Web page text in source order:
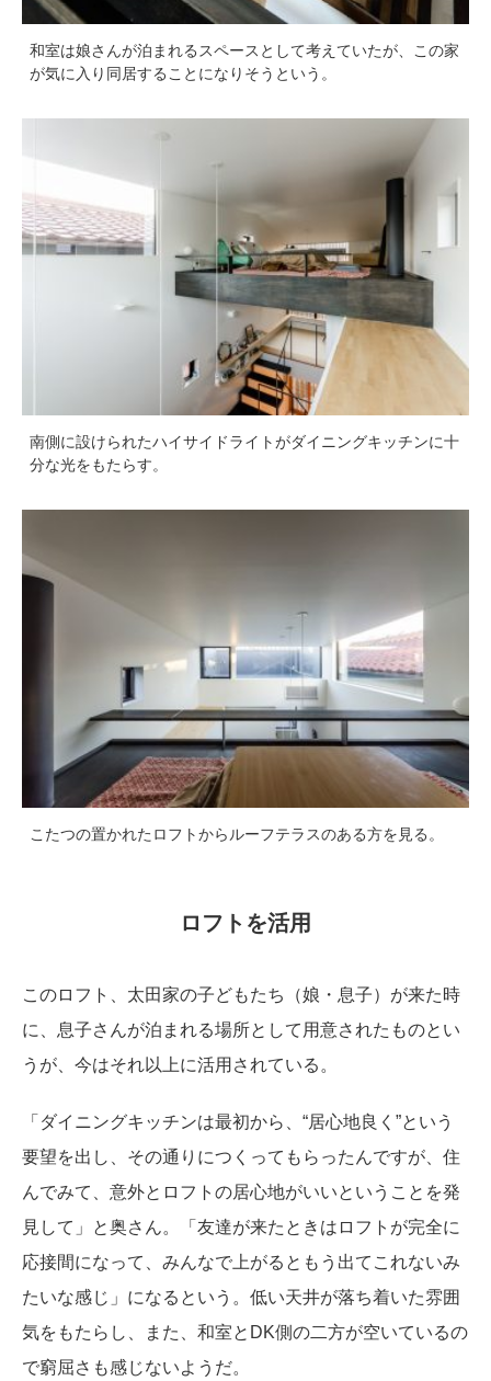
和室は娘さんが泊まれるスペースとして考えていたが、この家
が気に入り同居することになりそうという。
南側に設けられたハイサイドライトがダイニングキッチンに十
分な光をもたらす。
こたつの置かれたロフトからルーフテラスのある方を見る。
ロフトを活用
このロフト、太田家の子どもたち（娘・息子）が来た時
に、息子さんが泊まれる場所として用意されたものとい
うが、今はそれ以上に活用されている。
「ダイニングキッチンは最初から、“居心地良く”という
要望を出し、その通りにつくってもらったんですが、住
んでみて、意外とロフトの居心地がいいということを発
見して」と奥さん。「友達が来たときはロフトが完全に
応接間になって、みんなで上がるともう出てこれないみ
たいな感じ」になるという。低い天井が落ち着いた雰囲
気をもたらし、また、和室とDK側の二方が空いているの
で窮屈さも感じないようだ。